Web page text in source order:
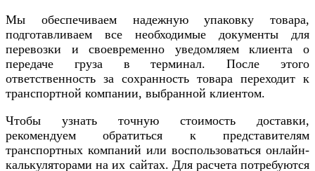
Мы обеспечиваем надежную упаковку товара,
подготавливаем все необходимые документы для
перевозки и своевременно уведомляем клиента о
передаче груза в терминал. После этого
ответственность за сохранность товара переходит к
транспортной компании, выбранной клиентом.
Чтобы узнать точную стоимость доставки,
рекомендуем обратиться к представителям
транспортных компаний или воспользоваться онлайн-
калькуляторами на их сайтах. Для расчета потребуются